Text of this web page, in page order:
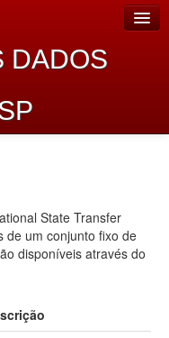
DADOS
State Transfer
de um conjunto fixo de
disponíveis através do